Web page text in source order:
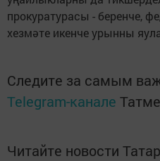
прокуратурасы - беренче,
хезмәте икенче урынны
Следите за самым
Telegram-канале
Читайте новости